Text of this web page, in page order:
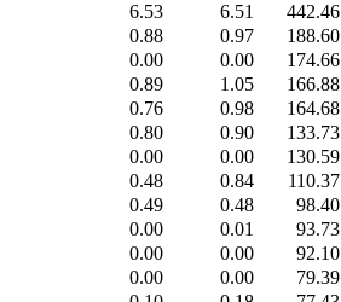
6.53 6.51
442.46
0.88 0.97
188.60
0.00 0.00
174.66
0.89 1.05
166.88
0.76 0.98
164.68
0.80 0.90
133.73
0.00 0.00
130.59
0.48 0.84
110.37
0.49 0.48
98.40
0.00 0.01
93.73
0.00 0.00
92.10
0.00 0.00
79.39